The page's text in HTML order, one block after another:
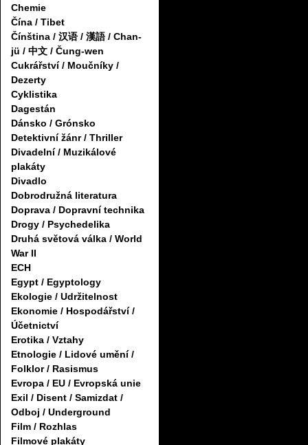
Chemie
Čína / Tibet
Čínština / 汉语 / 漢語 / Chan-
jü / 中文 / Čung-wen
Cukrářství / Moučníky /
Dezerty
Cyklistika
Dagestán
Dánsko / Grónsko
Detektivní žánr / Thriller
Divadelní / Muzikálové
plakáty
Divadlo
Dobrodružná literatura
Doprava / Dopravní technika
Drogy / Psychedelika
Druhá světová válka / World
War II
ECH
Egypt / Egyptology
Ekologie / Udržitelnost
Ekonomie / Hospodářství /
Účetnictví
Erotika / Vztahy
Etnologie / Lidové umění /
Folklor / Rasismus
Evropa / EU / Evropská unie
Exil / Disent / Samizdat /
Odboj / Underground
Film / Rozhlas
Filmové plakáty